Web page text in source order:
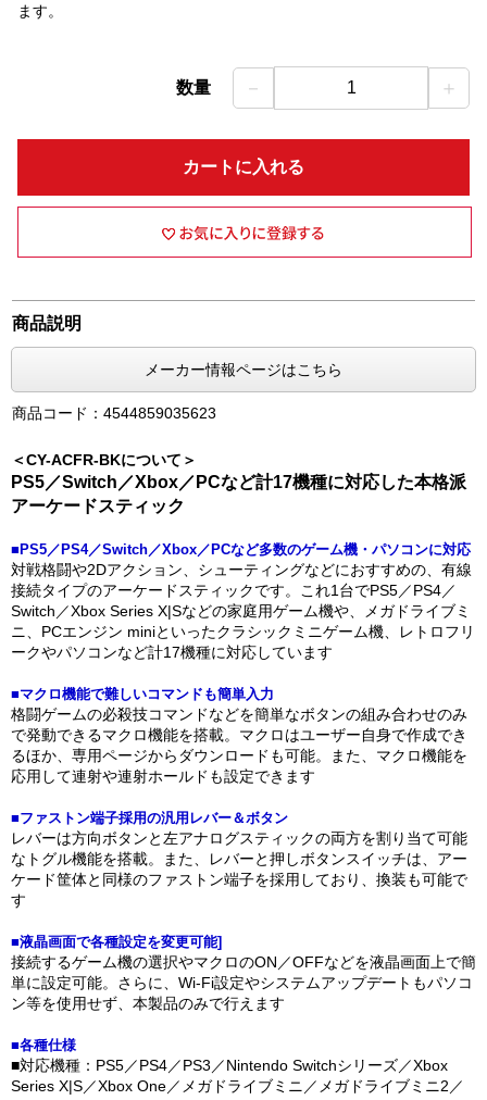
ます。
数量 － 1 ＋
カートに入れる
商品説明
メーカー情報ページはこちら
商品コード：4544859035623
＜CY-ACFR-BKについて＞
PS5／Switch／Xbox／PCなど計17機種に対応した本格派
アーケードスティック
■PS5／PS4／Switch／Xbox／PCなど多数のゲーム機・パソコンに対応
対戦格闘や2Dアクション、シューティングなどにおすすめの、有線
接続タイプのアーケードスティックです。これ1台でPS5／PS4／
Switch／Xbox Series X|Sなどの家庭用ゲーム機や、メガドライブミ
ニ、PCエンジン miniといったクラシックミニゲーム機、レトロフリ
ークやパソコンなど計17機種に対応しています
■マクロ機能で難しいコマンドも簡単入力
格闘ゲームの必殺技コマンドなどを簡単なボタンの組み合わせのみ
で発動できるマクロ機能を搭載。マクロはユーザー自身で作成でき
るほか、専用ページからダウンロードも可能。また、マクロ機能を
応用して連射や連射ホールドも設定できます
■ファストン端子採用の汎用レバー＆ボタン
レバーは方向ボタンと左アナログスティックの両方を割り当て可能
なトグル機能を搭載。また、レバーと押しボタンスイッチは、アー
ケード筐体と同様のファストン端子を採用しており、換装も可能で
す
■液晶画面で各種設定を変更可能]
接続するゲーム機の選択やマクロのON／OFFなどを液晶画面上で簡
単に設定可能。さらに、Wi-Fi設定やシステムアップデートもパソコ
ン等を使用せず、本製品のみで行えます
■各種仕様
■対応機種：PS5／PS4／PS3／Nintendo Switchシリーズ／Xbox
Series X|S／Xbox One／メガドライブミニ／メガドライブミニ2／